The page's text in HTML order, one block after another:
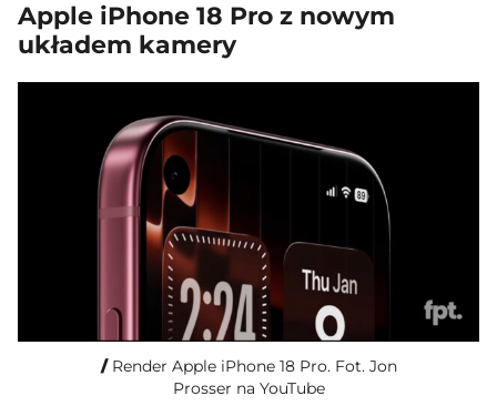
Apple iPhone 18 Pro z nowym
układem kamery
Render Apple iPhone 18 Pro. Fot. Jon
Prosser na YouTube